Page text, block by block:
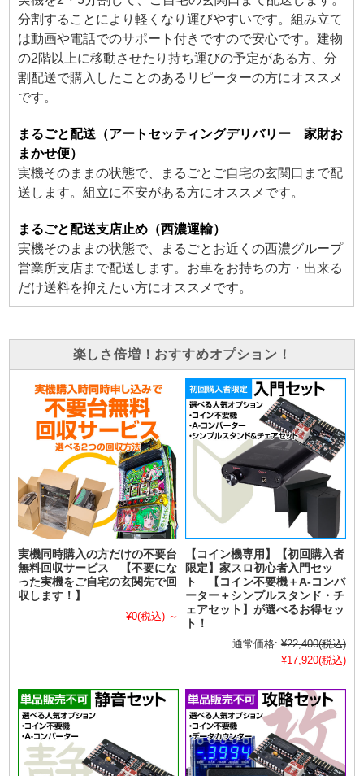
分割することにより軽くなり運びやすいです。組み立て
は動画や電話でのサポート付きですので安心です。建物
の2階以上に移動させたり持ち運びの予定がある方、分
割配送で購入したことのあるリピーターの方にオススメ
です。
まるごと配送（アートセッティングデリバリー 家財お
まかせ便）
実機そのままの状態で、まるごとご自宅の玄関口まで配
送します。組立に不安がある方にオススメです。
まるごと配送支店止め（西濃運輸）
実機そのままの状態で、まるごとお近くの西濃グループ
営業所支店まで配送します。お車をお持ちの方・出来る
だけ送料を抑えたい方にオススメです。
楽しさ倍増！おすすめオプション！
実機同時購入の方だけの不要台
無料回収サービス 【不要にな
った実機をご自宅の玄関先で回
収します！】
¥0(税込) ～
【コイン機専用】【初回購入者
限定】家スロ初心者入門セッ
ト 【コイン不要機＋A-コンバ
ーター＋シンプルスタンド・チ
ェアセット】が選べるお得セッ
ト！
通常価格: ¥22,400(税込)
¥17,920(税込)